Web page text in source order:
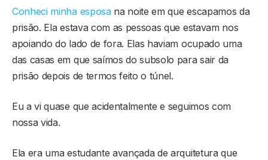
Conheci minha esposa na noite em que escapamos da
prisão. Ela estava com as pessoas que estavam nos
apoiando do lado de fora. Elas haviam ocupado uma
das casas em que saímos do subsolo para sair da
prisão depois de termos feito o túnel.
Eu a vi quase que acidentalmente e seguimos com
nossa vida.
Ela era uma estudante avançada de arquitetura que